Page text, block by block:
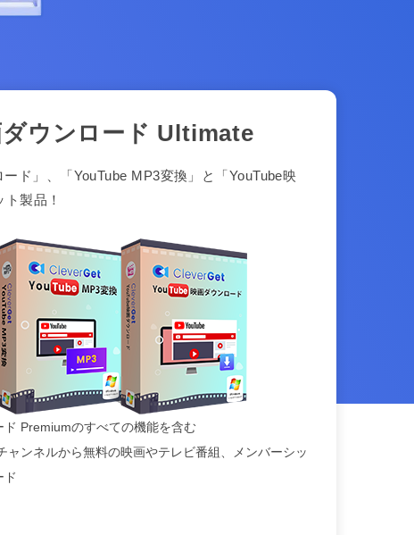
ウンロード Ultimate
ード」、「YouTube MP3変換」と「YouTube映
製品！
ド Premiumのすべての機能を含む
ャンネルから無料の映画やテレビ番組、メンバーシッ
ド